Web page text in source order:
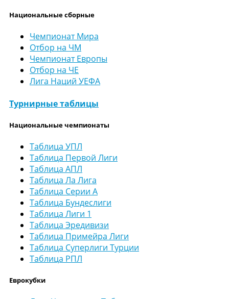
Национальные сборные
Чемпионат Мира
Отбор на ЧМ
Чемпионат Европы
Отбор на ЧЕ
Лига Наций УЕФА
Турнирные таблицы
Национальные чемпионаты
Таблица УПЛ
Таблица Первой Лиги
Таблица АПЛ
Таблица Ла Лига
Таблица Серии А
Таблица Бундеслиги
Таблица Лиги 1
Таблица Эредивизи
Таблица Примейра Лиги
Таблица Суперлиги Турции
Таблица РПЛ
Еврокубки